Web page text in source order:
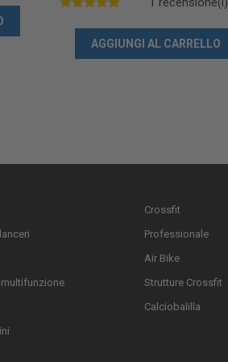
AGGIUNGI AL CARRELLO
Crossfit
Professionale
Air Bike
Strutture Crossfit
Calciobalilla